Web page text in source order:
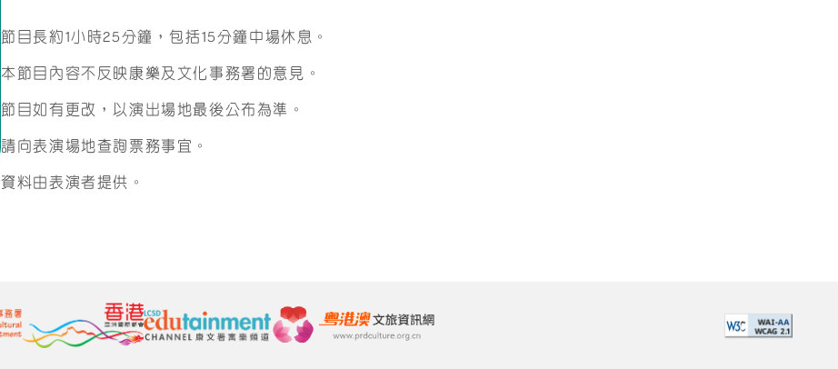
節目長約1小時25分鐘，包括15分鐘中場休息。
本節目內容不反映康樂及文化事務署的意見。
節目如有更改，以演出場地最後公布為準。
請向表演場地查詢票務事宜。
資料由表演者提供。